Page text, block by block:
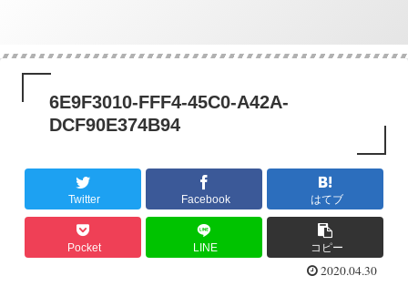
6E9F3010-FFF4-45C0-A42A-
DCF90E374B94
Twitter Facebook はてブ
Pocket LINE コピー
2020.04.30